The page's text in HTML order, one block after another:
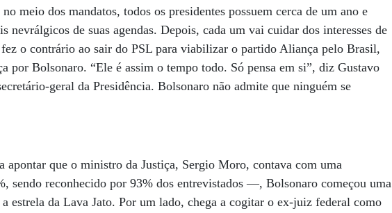
meio dos mandatos, todos os presidentes possuem cerca de um ano e
nevrálgicos de suas agendas. Depois, cada um vai cuidar dos interesses de
fez o contrário ao sair do PSL para viabilizar o partido Aliança pelo Brasil,
por Bolsonaro. “Ele é assim o tempo todo. Só pensa em si”, diz Gustavo
geral da Presidência. Bolsonaro não admite que ninguém se
apontar que o ministro da Justiça, Sergio Moro, contava com uma
sendo reconhecido por 93% dos entrevistados —, Bolsonaro começou uma
a estrela da Lava Jato. Por um lado, chega a cogitar o ex-juiz federal como